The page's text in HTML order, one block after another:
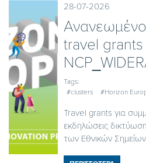
28-07-2026
travel
Tags:
#clusters
#Horizon
Travel grants για
εκδηλώσεις
των Εθνικών